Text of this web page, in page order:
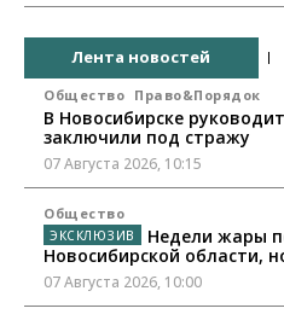
Лента новостей
Общество Право&Порядок
В Новосибирске
заключили под стражу
07 Августа 2026, 10:15
Общество
Недели жары
Новосибирской области,
07 Августа 2026, 10:00